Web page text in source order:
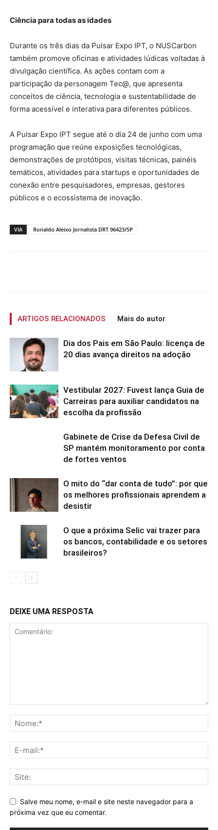
Ciência para todas as idades
Durante os três dias da Pulsar Expo IPT, o NUSCarbon
também promove oficinas e atividades lúdicas voltadas à
divulgação científica. As ações contam com a
participação da personagem Tec@, que apresenta
conceitos de ciência, tecnologia e sustentabilidade de
forma acessível e interativa para diferentes públicos.
A Pulsar Expo IPT segue até o dia 24 de junho com uma
programação que reúne exposições tecnológicas,
demonstrações de protótipos, visitas técnicas, painéis
temáticos, atividades para startups e oportunidades de
conexão entre pesquisadores, empresas, gestores
públicos e o ecossistema de inovação.
VIA Ronaldo Aleixo Jornalista DRT 96423/SP
ARTIGOS RELACIONADOS Mais do autor
Dia dos Pais em São Paulo: licença de
20 dias avança direitos na adoção
Vestibular 2027: Fuvest lança Guia de
Carreiras para auxiliar candidatos na
escolha da profissão
Gabinete de Crise da Defesa Civil de
SP mantém monitoramento por conta
de fortes ventos
O mito do “dar conta de tudo”: por que
os melhores profissionais aprendem a
desistir
O que a próxima Selic vai trazer para
os bancos, contabilidade e os setores
brasileiros?
DEIXE UMA RESPOSTA
Salve meu nome, e-mail e site neste navegador para a
próxima vez que eu comentar.